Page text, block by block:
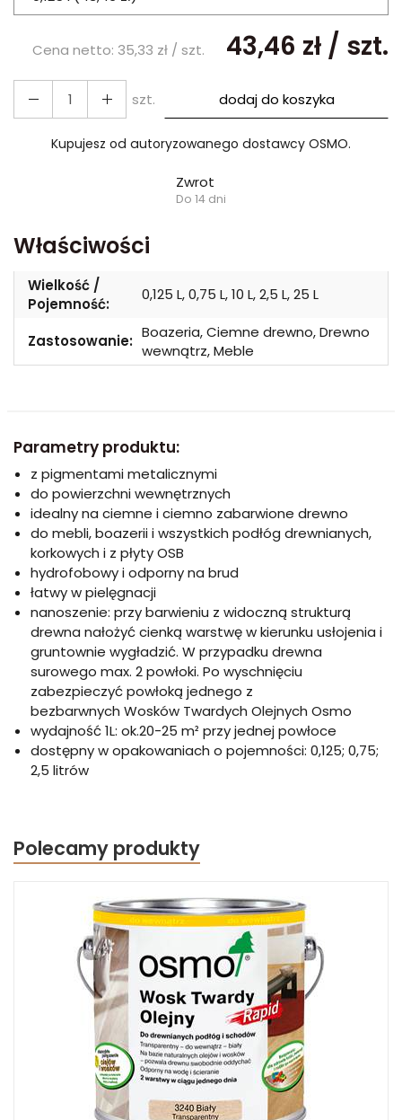
Cena netto: 35,33 zł / szt. 43,46 zł / szt.
szt. dodaj do koszyka
Kupujesz od autoryzowanego dostawcy OSMO.
Zwrot
Do 14 dni
Właściwości
Wielkość /
Pojemność:
0,125 L, 0,75 L, 10 L, 2,5 L, 25 L
Zastosowanie: Boazeria, Ciemne drewno, Drewno
wewnątrz, Meble
Parametry produktu:
z pigmentami metalicznymi
do powierzchni wewnętrznych
idealny na ciemne i ciemno zabarwione drewno
do mebli, boazerii i wszystkich podłóg drewnianych,
korkowych i z płyty OSB
hydrofobowy i odporny na brud
łatwy w pielęgnacji
nanoszenie: przy barwieniu z widoczną strukturą
drewna nałożyć cienką warstwę w kierunku usłojenia i
gruntownie wygładzić. W przypadku drewna
surowego max. 2 powłoki. Po wyschnięciu
zabezpieczyć powłoką jednego z
bezbarwnych Wosków Twardych Olejnych Osmo
wydajność 1L: ok.20-25 m² przy jednej powłoce
dostępny w opakowaniach o pojemności: 0,125; 0,75;
2,5 litrów
Polecamy produkty